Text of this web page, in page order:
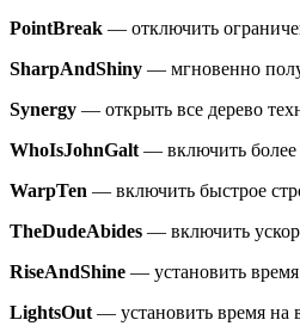
PointBreak — отключить
SharpAndShiny — мгновенно
Synergy — открыть все дерево
WhoIsJohnGalt — включить более
WarpTen — включить быстрое
TheDudeAbides — включить
RiseAndShine — установить
LightsOut — установить время на